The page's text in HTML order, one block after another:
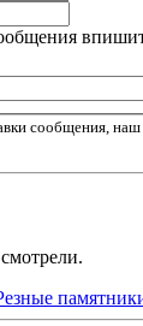
сообщения, наш